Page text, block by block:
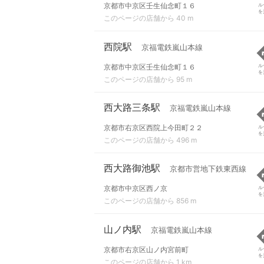
京都市中京区壬生仙念町１６
このページの店舗から 40 m
ル
を
西院駅 京福電鉄嵐山本線
京都市中京区壬生仙念町１６
このページの店舗から 95 m
ル
を
西大路三条駅 京福電鉄嵐山本線
京都市右京区西院上今田町２２
このページの店舗から 496 m
ル
を
西大路御池駅 京都市営地下鉄東西線
京都市中京区西ノ京
このページの店舗から 856 m
ル
を
山ノ内駅 京福電鉄嵐山本線
京都市右京区山ノ内宮前町
このページの店舗から 1 km
ル
を